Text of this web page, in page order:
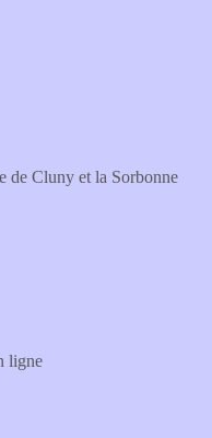
de Cluny et la Sorbonne
ligne